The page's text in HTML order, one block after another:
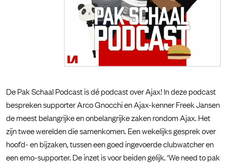
De Pak Schaal Podcast is dé podcast over Ajax! In deze podcast
bespreken supporter Arco Gnocchi en Ajax-kenner Freek Jansen
de meest belangrijke en onbelangrijke zaken rondom Ajax. Het
zijn twee werelden die samenkomen. Een wekelijks gesprek over
hoofd- en bijzaken, tussen een goed ingevoerde clubwatcher en
een emo-supporter. De inzet is voor beiden gelijk. ‘We need to pak